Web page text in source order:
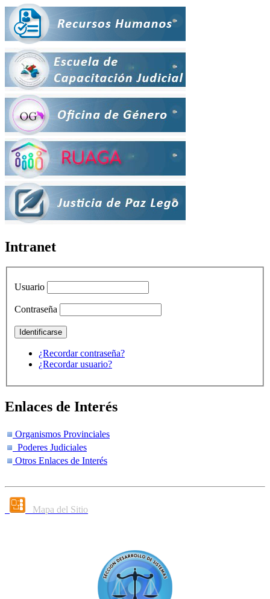
Intranet
Usuario
Contraseña
¿Recordar contraseña?
¿Recordar usuario?
Enlaces de Interés
Organismos Provinciales
Poderes Judiciales
Otros Enlaces de Interés
Mapa del Sitio